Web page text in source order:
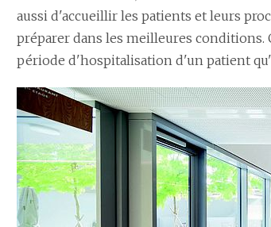
aussi d'accueillir les patients et leurs
préparer dans les meilleures
période d'hospitalisation d'un patient